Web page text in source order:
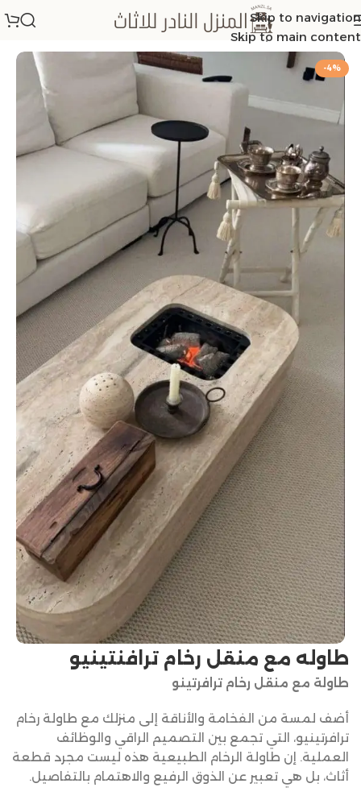
Skip to navigation
Skip to main content
الرئيسية/اطقم طاولات
-4%
طاوله مع منقل رخام ترافنتينيو
طاولة مع منقل رخام ترافرتينو
أضف لمسة من الفخامة والأناقة إلى منزلك مع طاولة رخام
ترافرتينيو، التي تجمع بين التصميم الراقي والوظائف
العملية. إن طاولة الرخام الطبيعية هذه ليست مجرد قطعة
أثاث، بل هي تعبير عن الذوق الرفيع والاهتمام بالتفاصيل.